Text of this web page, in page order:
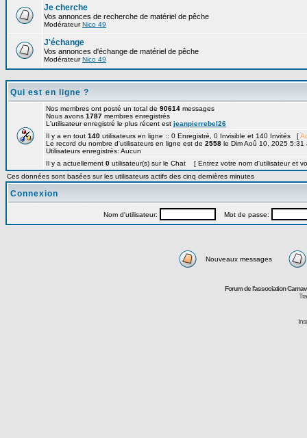
Je cherche
Vos annonces de recherche de matériel de pêche
ModérateurNico 49
J'échange
Vos annonces d'échange de matériel de pêche
ModérateurNico 49
Qui est en ligne ?
Nos membres ont posté un total de 90614 messages
Nous avons 1787 membres enregistrés
L'utilisateur enregistré le plus récent est jeanpierrebel26
Il y a en tout 140 utilisateurs en ligne :: 0 Enregistré, 0 Invisible et 140 Invités [
Le record du nombre d'utilisateurs en ligne est de 2558 le Dim Aoû 10, 2025 5:31
Utilisateurs enregistrés: Aucun
Il y a actuellement 0 utilisateur(s) sur le Chat [ Entrez votre nom d'utilisateur et
Ces données sont basées sur les utilisateurs actifs des cinq dernières minutes
Connexion
Nom d'utilisateur: Mot de passe:
Nouveaux messages
Forum de l'association